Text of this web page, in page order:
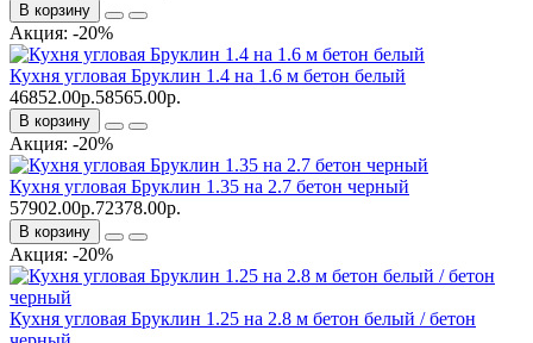
В корзину
Акция: -20%
Кухня угловая Бруклин 1.4 на 1.6 м бетон белый
46852.00р.58565.00р.
В корзину
Акция: -20%
Кухня угловая Бруклин 1.35 на 2.7 бетон черный
57902.00р.72378.00р.
В корзину
Акция: -20%
Кухня угловая Бруклин 1.25 на 2.8 м бетон белый / бетон